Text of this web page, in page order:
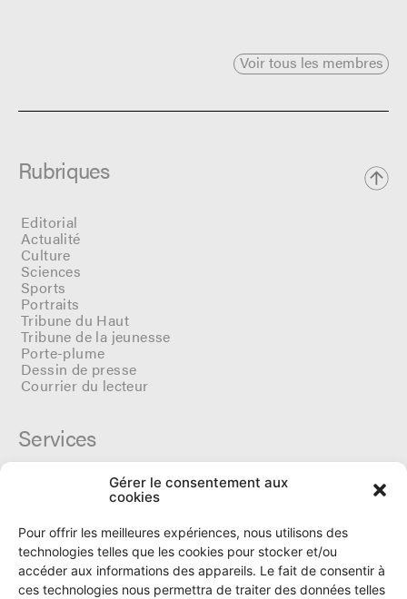
Gérer le consentement aux
cookies
Pour offrir les meilleures expériences, nous utilisons des
technologies telles que les cookies pour stocker et/ou
accéder aux informations des appareils. Le fait de consentir à
ces technologies nous permettra de traiter des données telles
Voir tous les membres
Rubriques
Editorial
Actualité
Culture
Sciences
Sports
Portraits
Tribune du Haut
Tribune de la jeunesse
Porte-plume
Dessin de presse
Courrier du lecteur
Services
Archives
Tarifs et dates de parutions
Politique de cookies
Politique de confidentialité